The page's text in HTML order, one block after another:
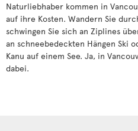
Naturliebhaber kommen in
auf ihre Kosten. Wandern Sie
schwingen Sie sich an Ziplines
an schneebedeckten Hängen Ski
Kanu auf einem See. Ja, in
dabei.